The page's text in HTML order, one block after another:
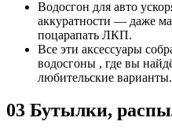
Водосгон для авто
аккуратности — даже
поцарапать ЛКП.
Все эти аксессуары
водосгоны , где вы
любительские варианты.
03 Бутылки,